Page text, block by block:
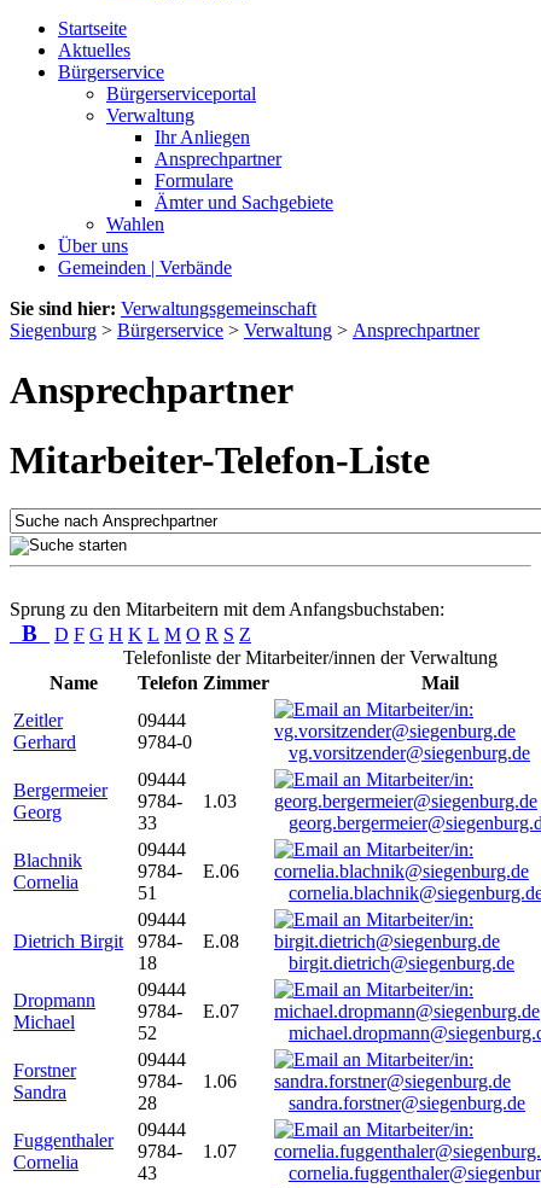
Startseite
Aktuelles
Bürgerservice
Bürgerserviceportal
Verwaltung
Ihr Anliegen
Ansprechpartner
Formulare
Ämter und Sachgebiete
Wahlen
Über uns
Gemeinden | Verbände
Sie sind hier: Verwaltungsgemeinschaft
Siegenburg > Bürgerservice > Verwaltung > Ansprechpartner
Ansprechpartner
Mitarbeiter-Telefon-Liste
Sprung zu den Mitarbeitern mit dem Anfangsbuchstaben:
B D F G H K L M O R S Z
Telefonliste der Mitarbeiter/innen der Verwaltung
Name
Telefon Zimmer
Mail
Zeitler
Gerhard
09444
9784-0
vg.vorsitzender@siegenburg.de
Bergermeier
Georg
09444
9784-
33
1.03
Blachnik
Cornelia
09444
9784-
51
E.06
Dietrich Birgit
09444
9784-
18
E.08
birgit.dietrich@siegenburg.de
Dropmann
Michael
09444
9784-
52
E.07
Forstner
Sandra
09444
9784-
28
1.06
sandra.forstner@siegenburg.de
Fuggenthaler
Cornelia
09444
9784-
43
1.07